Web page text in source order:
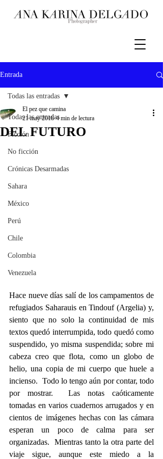
Entrada
Todas las entradas
Ficción
No ficción
Crónicas Desarmadas
Sahara
México
Perú
Chile
Colombia
Venezuela
Todas las entradas
DEL FUTURO
El pez que camina
21 may 2018 4 min de lectura
Hace nueve días salí de los campamentos de
refugiados Saharauis en Tindouf (Argelia) y,
siento que no solo la continuidad de mis
textos quedó interrumpida, todo quedó como
suspendido, yo misma suspendida; sobre mi
cabeza creo que flota, como un globo de
helio, una copia de mi cuerpo que huele a
incienso.  Todo lo tengo aún por contar, todo
por mostrar.  Las notas caóticamente
tomadas en varios cuadernos arrugados y en
cientos de imágenes hechas con las cámara
esperan un poco de calma para ser
organizadas.  Mientras tanto la otra parte del
viaje sigue, aunque este miedo a la